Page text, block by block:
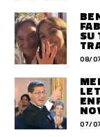
SU
08/
07/